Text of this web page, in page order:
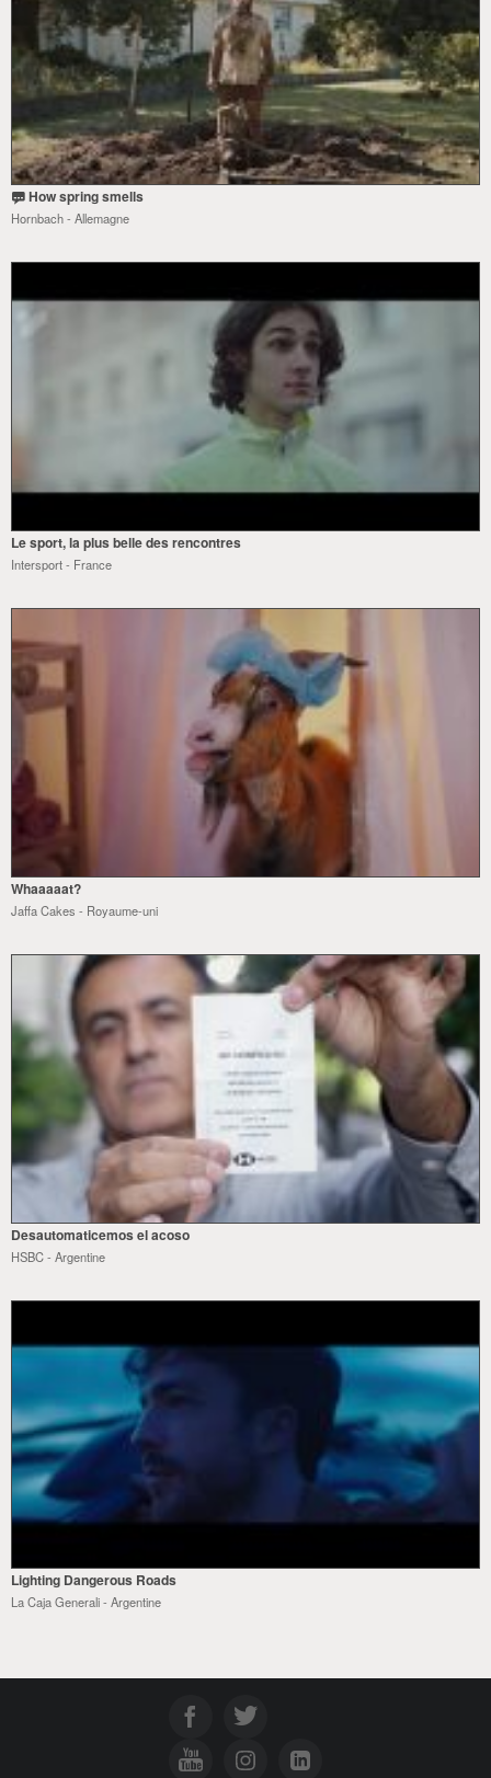
How spring smells
Hornbach - Allemagne
Le sport, la plus belle des rencontres
Intersport - France
Whaaaaat?
Jaffa Cakes - Royaume-uni
Desautomaticemos el acoso
HSBC - Argentine
Lighting Dangerous Roads
La Caja Generali - Argentine